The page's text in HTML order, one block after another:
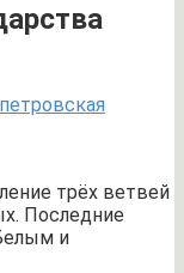
трёх ветвей
Последние
и